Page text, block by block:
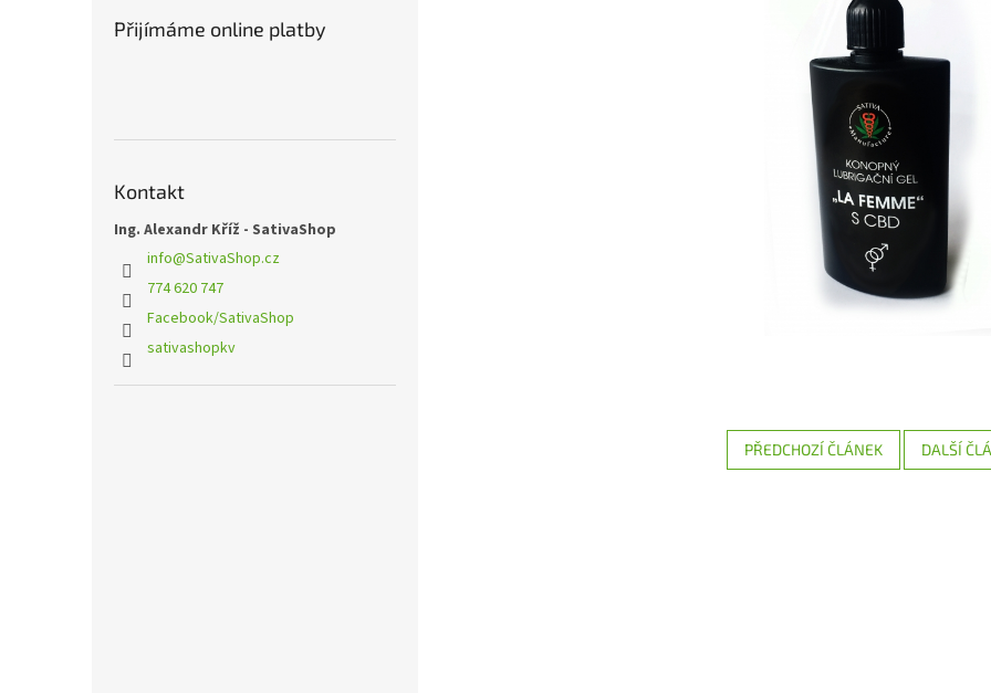
Přijímáme online platby
Kontakt
Ing. Alexandr Kříž - SativaShop
info@SativaShop.cz
774 620 747
Facebook/SativaShop
sativashopkv
PŘEDCHOZÍ ČLÁNEK DALŠÍ